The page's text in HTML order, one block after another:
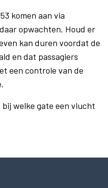
komen aan via
opwachten. Houd er
kan duren voordat de
en dat passagiers
een controle van de
welke gate een vlucht